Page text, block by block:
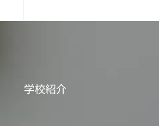
学校紹介